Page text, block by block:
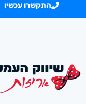
התקשרו עכשיו